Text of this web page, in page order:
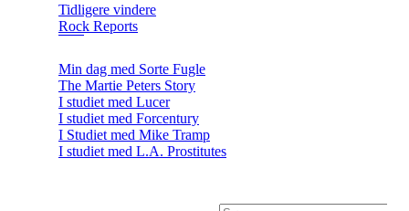
Tidligere vindere
Rock Reports
Min dag med Sorte Fugle
The Martie Peters Story
I studiet med Lucer
I studiet med Forcentury
I Studiet med Mike Tramp
I studiet med L.A. Prostitutes